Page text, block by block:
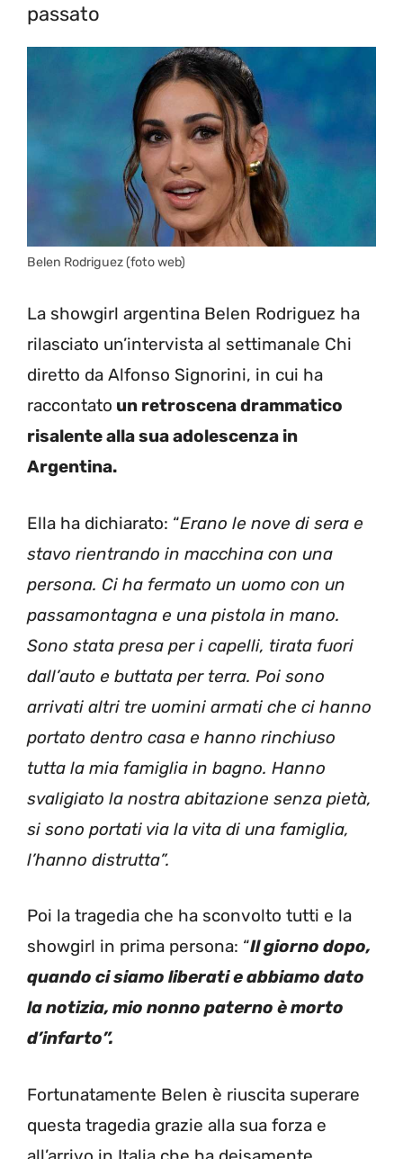
passato
Belen Rodriguez (foto web)
La showgirl argentina Belen Rodriguez ha
rilasciato un’intervista al settimanale Chi
diretto da Alfonso Signorini, in cui ha
raccontato un retroscena drammatico
risalente alla sua adolescenza in
Argentina.
Ella ha dichiarato: “Erano le nove di sera e
stavo rientrando in macchina con una
persona. Ci ha fermato un uomo con un
passamontagna e una pistola in mano.
Sono stata presa per i capelli, tirata fuori
dall’auto e buttata per terra. Poi sono
arrivati altri tre uomini armati che ci hanno
portato dentro casa e hanno rinchiuso
tutta la mia famiglia in bagno. Hanno
svaligiato la nostra abitazione senza pietà,
si sono portati via la vita di una famiglia,
l’hanno distrutta”.
Poi la tragedia che ha sconvolto tutti e la
showgirl in prima persona: “Il giorno dopo,
quando ci siamo liberati e abbiamo dato
la notizia, mio nonno paterno è morto
d’infarto”.
Fortunatamente Belen è riuscita superare
questa tragedia grazie alla sua forza e